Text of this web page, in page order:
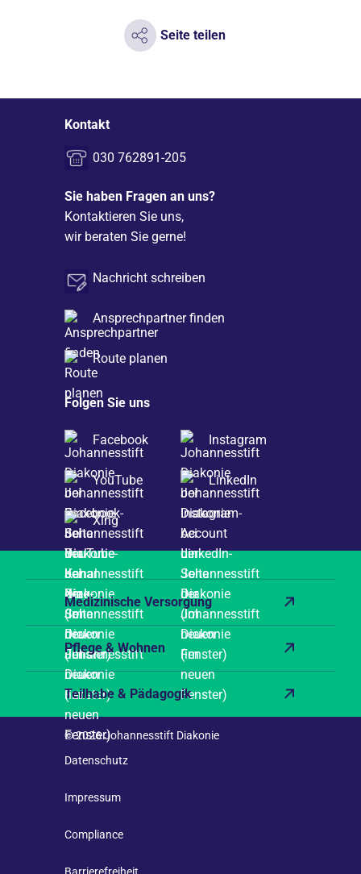
Seite teilen
Kontakt
030 762891-205
Sie haben Fragen an uns?
Kontaktieren Sie uns,
wir beraten Sie gerne!
Nachricht schreiben
Ansprechpartner finden
Route planen
Folgen Sie uns
Facebook Instagram
YouTube LinkedIn
Xing
Medizinische Versorgung
Pflege & Wohnen
Teilhabe & Pädagogik
© 2026 Johannesstift Diakonie
Datenschutz
Impressum
Compliance
Barrierefreiheit